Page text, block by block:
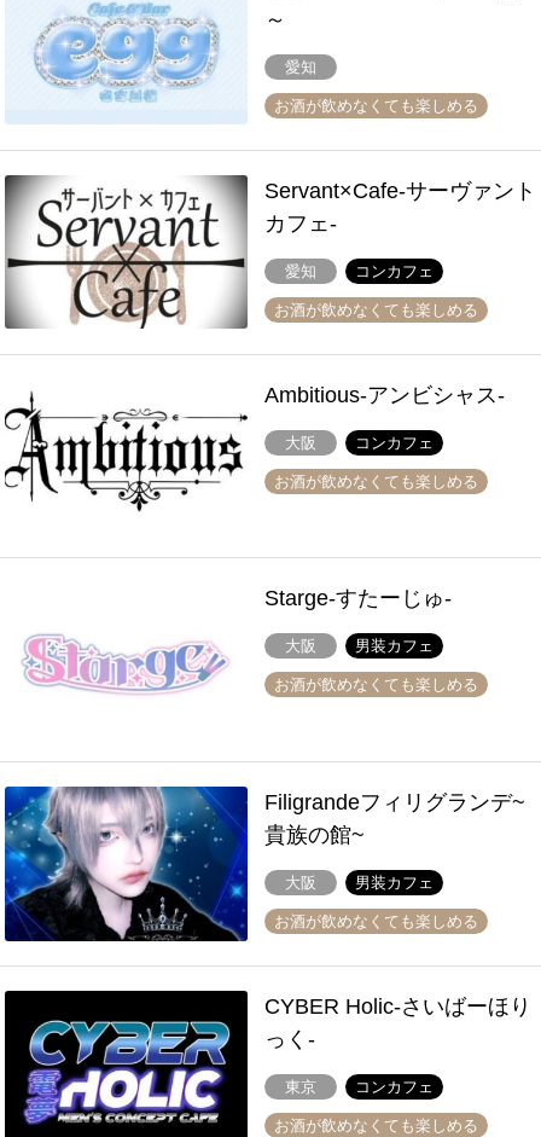
～
愛知
お酒が飲めなくても楽しめる
Servant×Cafe-サーヴァント
カフェ-
愛知 コンカフェ
お酒が飲めなくても楽しめる
Ambitious-アンビシャス-
大阪 コンカフェ
お酒が飲めなくても楽しめる
Starge-すたーじゅ-
大阪 男装カフェ
お酒が飲めなくても楽しめる
Filigrandeフィリグランデ~
貴族の館~
大阪 男装カフェ
お酒が飲めなくても楽しめる
CYBER Holic-さいばーほり
っく-
東京 コンカフェ
お酒が飲めなくても楽しめる